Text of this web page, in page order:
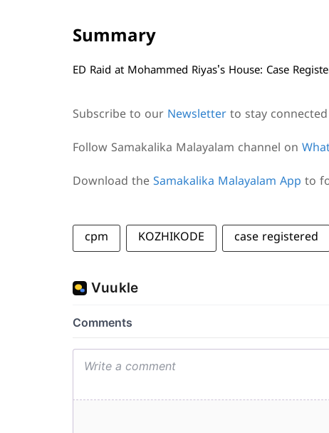
Summary
ED Raid at Mohammed Riyas's House: Case
Subscribe to our Newsletter to stay
Follow Samakalika Malayalam channel on
Download the Samakalika Malayalam App to
cpm KOZHIKODE case registered